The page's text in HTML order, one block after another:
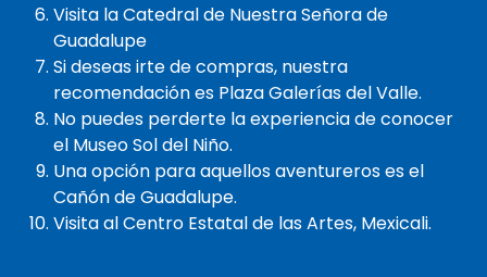
Visita la Catedral de Nuestra Señora de
Guadalupe
Si deseas irte de compras, nuestra
recomendación es Plaza Galerías del Valle.
No puedes perderte la experiencia de conocer
el Museo Sol del Niño.
Una opción para aquellos aventureros es el
Cañón de Guadalupe.
Visita al Centro Estatal de las Artes, Mexicali.